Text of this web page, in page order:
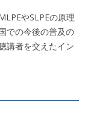
やSLPEの原理
での今後の普及の
講者を交えたイン